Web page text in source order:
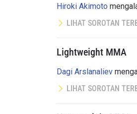
Hiroki Akimoto
LIHAT SOROTAN
Lightweight MMA
Dagi Arslanaliev
LIHAT SOROTAN